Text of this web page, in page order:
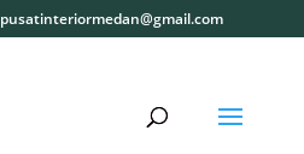
pusatinteriormedan@gmail.com